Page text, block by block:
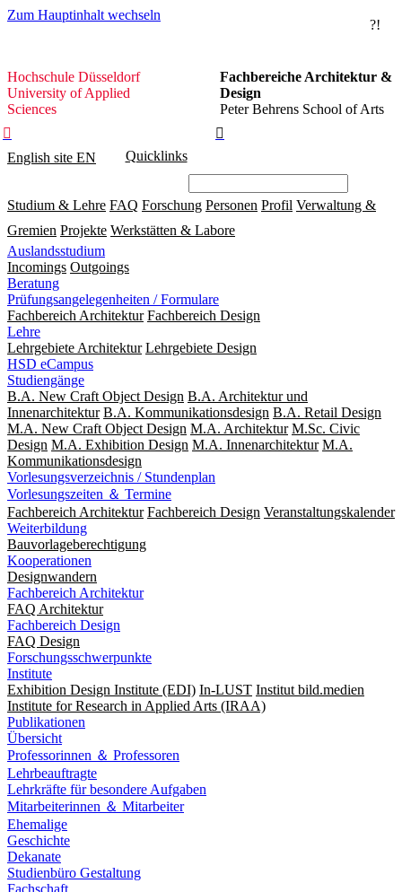
Zum Hauptinhalt wechseln
?!
Hochschule
Düsseldorf
Hochschule Düsseldorf
University of Applied
Sciences
Fachbereiche Architektur &
Design
Peter Behrens School of Arts


English site EN Quicklinks
Studium & Lehre FAQ Forschung Personen Profil Verwaltung &
Gremien Projekte Werkstätten & Labore
Auslandsstudium
Incomings Outgoings
Beratung
Prüfungsangelegenheiten / Formulare
Fachbereich Architektur Fachbereich Design
Lehre
Lehrgebiete Architektur Lehrgebiete Design
HSD eCampus
Studiengänge
B.A. New Craft Object Design B.A. Architektur und
Innenarchitektur B.A. Kommunikationsdesign B.A. Retail Design
M.A. New Craft Object Design M.A. Architektur M.Sc. Civic
Design M.A. Exhibition Design M.A. Innenarchitektur M.A.
Kommunikationsdesign
Vorlesungsverzeichnis / Stundenplan
Vorlesungszeiten ＆ Termine
Fachbereich Architektur Fachbereich Design Veranstaltungskalender
Weiterbildung
Bauvorlageberechtigung
Kooperationen
Designwandern
Fachbereich Architektur
FAQ Architektur
Fachbereich Design
FAQ Design
Forschungsschwerpunkte
Institute
Exhibition Design Institute (EDI) In-LUST Institut bild.medien
Institute for Research in Applied Arts (IRAA)
Publikationen
Übersicht
Professorinnen ＆ Professoren
Lehrbeauftragte
Lehrkräfte für besondere Aufgaben
Mitarbeiterinnen ＆ Mitarbeiter
Ehemalige
Geschichte
Dekanate
Studienbüro Gestaltung
Fachschaft